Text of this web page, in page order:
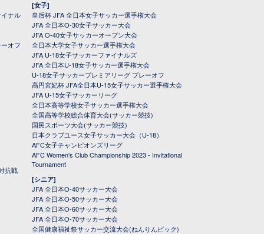
ナル
オフ
抗戦
[女子]
皇后杯 JFA 全日本女子サッカー選手権大会
JFA 全日本O-30女子サッカー大会
JFA O-40女子サッカーオープン大会
全日本大学女子サッカー選手権大会
JFA U-18女子サッカーファイナルズ
JFA 全日本U-18女子サッカー選手権大会
U-18女子サッカープレミアリーグ プレーオフ
高円宮妃杯 JFA全日本U-15女子サッカー選手権大会
JFA U-15女子サッカーリーグ
全日本高等学校女子サッカー選手権大会
全国高等学校総合体育大会(サッカー競技)
国民スポーツ大会(サッカー競技)
日本クラブユース女子サッカー大会（U-18）
AFC女子チャンピオンズリーグ
AFC Women's Club Championship 2023 - Invitational
Tournament
[シニア]
JFA 全日本O-40サッカー大会
JFA 全日本O-50サッカー大会
JFA 全日本O-60サッカー大会
JFA 全日本O-70サッカー大会
全国健康福祉祭サッカー交流大会(ねんりんピック)